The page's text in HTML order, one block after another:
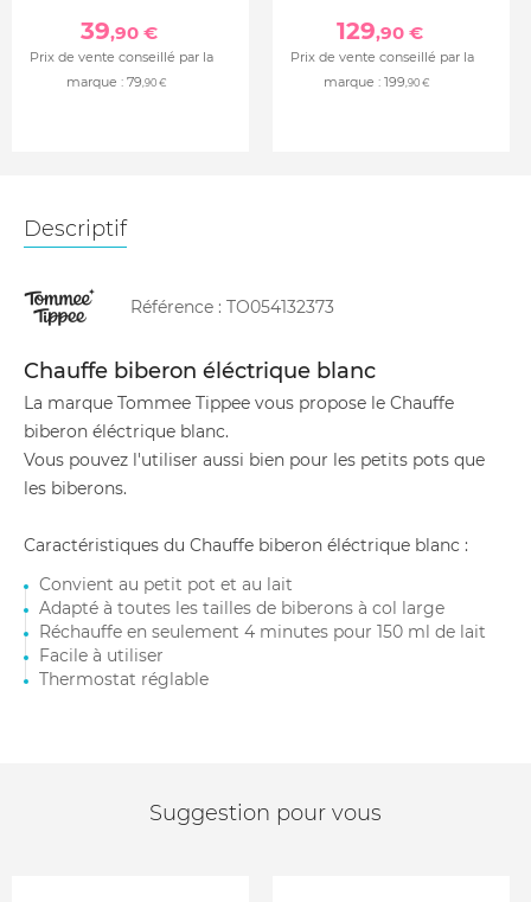
39,90 €
Prix de vente conseillé par la
marque : 79,90 €
129,90 €
Prix de vente conseillé par la
marque : 199,90 €
Descriptif
Référence : TO054132373
Chauffe biberon éléctrique blanc
La marque Tommee Tippee vous propose le Chauffe
biberon éléctrique blanc.
Vous pouvez l'utiliser aussi bien pour les petits pots que
les biberons.
Caractéristiques du Chauffe biberon éléctrique blanc :
Convient au petit pot et au lait
Adapté à toutes les tailles de biberons à col large
Réchauffe en seulement 4 minutes pour 150 ml de lait
Facile à utiliser
Thermostat réglable
Suggestion pour vous